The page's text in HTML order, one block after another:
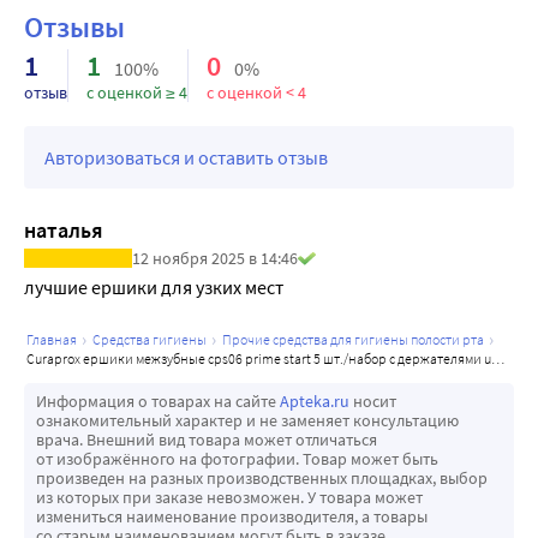
всех межзубных промежутках.
Результат: Чистые зубы, здоровая десна, профилактика
пародонтита.
Отзывы
1
отзыв
1 100%
с оценкой ≥ 4
0 0%
с оценкой < 4
Авторизоваться и оставить отзыв
наталья
12 ноября 2025 в 14:46
лучшие ершики для узких мест
главная средства гигиены
прочие средства для гигиены полости рта
curaprox ершики межзубные cps06 prime start 5 шт./набор с держателями uhs 409 и uhs 470
Информация о товарах на сайтеApteka.ru носит
ознакомительный характер и не заменяет консультацию
врача. Внешний вид товара может отличаться
от изображённого на фотографии. Товар может быть
произведен на разных производственных площадках, выбор
из которых при заказе невозможен. У товара может
измениться наименование производителя, а товары